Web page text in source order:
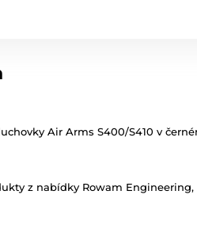
Air Arms S400/S410 v
z nabídky Rowam